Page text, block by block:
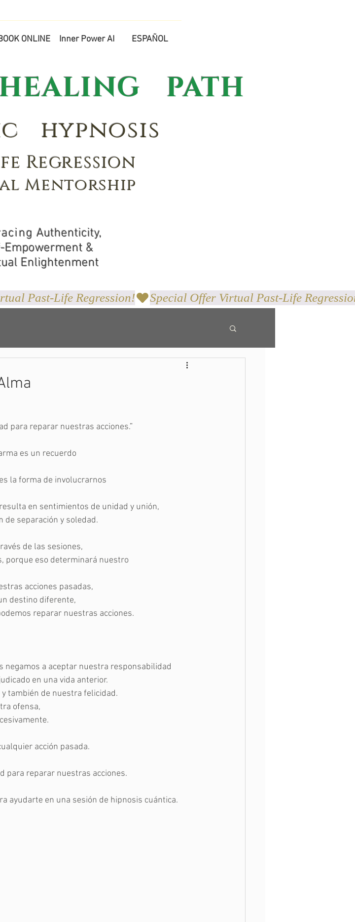
ONLINE Inner Power AI ESPAÑOL
PATH
hypnosis
Regression
Mentorship
Authenticity,
Empowerment &
Enlightenment
para reparar nuestras acciones.”
es un recuerdo
la forma de involucrarnos
en sentimientos de unidad y unión,
separación y soledad.
de las sesiones,
porque eso determinará nuestro
acciones pasadas,
destino diferente,
reparar nuestras acciones.
negamos a aceptar nuestra responsabilidad
en una vida anterior.
también de nuestra felicidad.
ofensa,
acción pasada.
para reparar nuestras acciones.
ayudarte en una sesión de hipnosis cuántica.